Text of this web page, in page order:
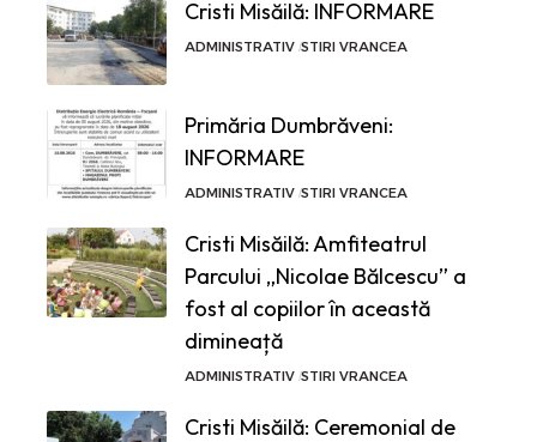
Cristi Misăilă: INFORMARE
ADMINISTRATIV STIRI VRANCEA
Primăria Dumbrăveni:
INFORMARE
ADMINISTRATIV STIRI VRANCEA
Cristi Misăilă: Amfiteatrul
Parcului „Nicolae Bălcescu” a
fost al copiilor în această
dimineață
ADMINISTRATIV STIRI VRANCEA
Cristi Misăilă: Ceremonial de